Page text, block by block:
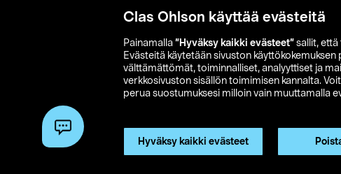
Clas Ohlson käyttää evästeitä
Painamalla ”Hyväksy kaikki evästeet” sallit,
Evästeitä käytetään sivuston
välttämättömät, toiminnalliset, analyyttiset ja
verkkosivuston sisällön toimimisen kannalta.
perua suostumuksesi milloin vain muuttamalla
Hyväksy kaikki evästeet
Saavutettavuus